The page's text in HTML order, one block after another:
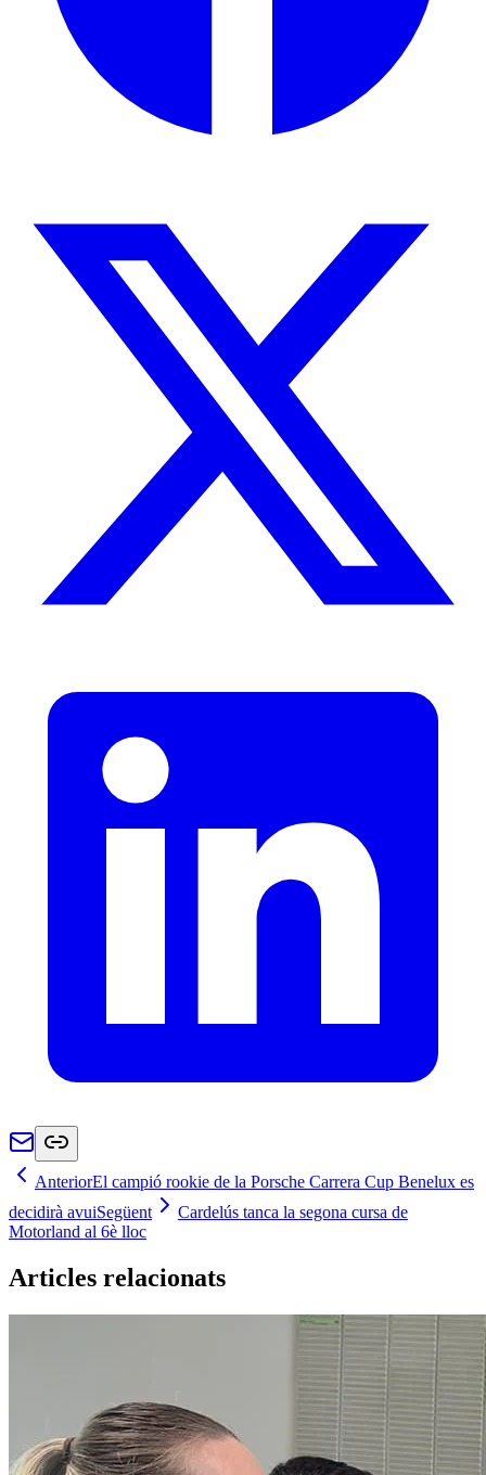
AnteriorEl campió rookie de la Porsche Carrera Cup Benelux es
decidirà avuiSegüent
Cardelús tanca la segona cursa de
Motorland al 6è lloc
Articles relacionats